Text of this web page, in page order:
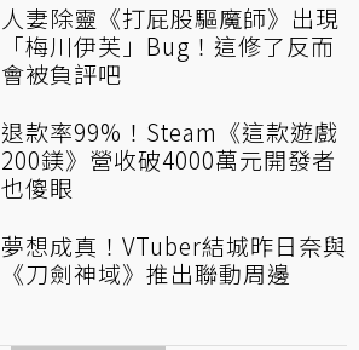
人妻除靈《打屁股驅魔師》出現
「梅川伊芙」Bug！這修了反而
會被負評吧
退款率99%！Steam《這款遊戲
200鎂》營收破4000萬元開發者
也傻眼
夢想成真！VTuber結城昨日奈與
《刀劍神域》推出聯動周邊